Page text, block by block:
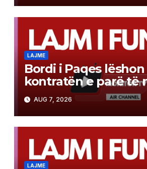
LAJME
Bordi i Paqes lëshon
kontratën e parë të
në Gazë
AUG 7, 2026
LAJME